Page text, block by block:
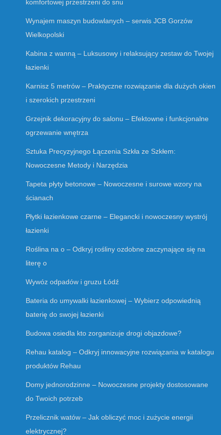
komfortowej przestrzeni do snu
Wynajem maszyn budowlanych – serwis JCB Gorzów
Wielkopolski
Kabina z wanną – Luksusowy i relaksujący zestaw do Twojej
łazienki
Karnisz 5 metrów – Praktyczne rozwiązanie dla dużych okien
i szerokich przestrzeni
Grzejnik dekoracyjny do salonu – Efektowne i funkcjonalne
ogrzewanie wnętrza
Sztuka Precyzyjnego Łączenia Szkła ze Szkłem:
Nowoczesne Metody i Narzędzia
Tapeta płyty betonowe – Nowoczesne i surowe wzory na
ścianach
Płytki łazienkowe czarne – Elegancki i nowoczesny wystrój
łazienki
Roślina na o – Odkryj rośliny ozdobne zaczynające się na
literę o
Wywóz odpadów i gruzu Łódź
Bateria do umywalki łazienkowej – Wybierz odpowiednią
baterię do swojej łazienki
Budowa osiedla kto zorganizuje drogi objazdowe?
Rehau katalog – Odkryj innowacyjne rozwiązania w katalogu
produktów Rehau
Domy jednorodzinne – Nowoczesne projekty dostosowane
do Twoich potrzeb
Przelicznik watów – Jak obliczyć moc i zużycie energii
elektrycznej?